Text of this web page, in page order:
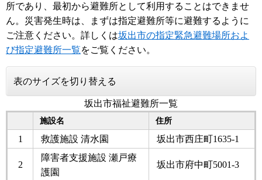
所であり、最初から避難所として利用することはできませ
ん。災害発生時は、まずは指定避難所等に避難するように
ご注意ください。詳しくは坂出市の指定緊急避難場所およ
び指定避難所一覧をご覧ください。
表のサイズを切り替える
坂出市福祉避難所一覧
施設名 住所
1 救護施設 清水園 坂出市西庄町1635-1
2
障害者支援施設 瀬戸療
護園
坂出市府中町5001-3